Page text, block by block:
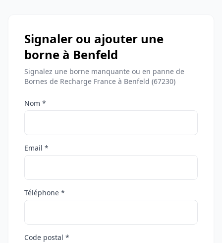
Signaler ou ajouter une
borne à Benfeld
Signalez une borne manquante ou en panne de
Bornes de Recharge France à Benfeld (67230)
Nom *
Email *
Téléphone *
Code postal *